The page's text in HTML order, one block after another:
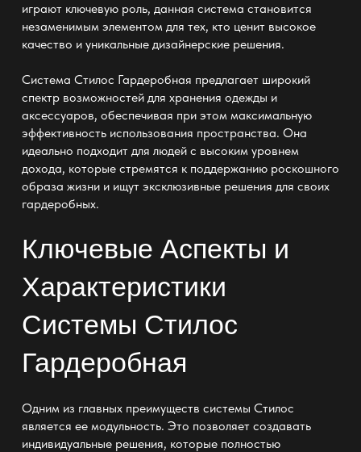
играют ключевую роль, данная система становится
незаменимым элементом для тех, кто ценит высокое
качество и уникальные дизайнерские решения.
Система Стилос Гардеробная предлагает широкий
спектр возможностей для хранения одежды и
аксессуаров, обеспечивая при этом максимальную
эффективность использования пространства. Она
идеально подходит для людей с высоким уровнем
дохода, которые стремятся к поддержанию роскошного
образа жизни и ищут эксклюзивные решения для своих
гардеробных.
Ключевые Аспекты и
Характеристики
Системы Стилос
Гардеробная
Одним из главных преимуществ системы Стилос
является ее модульность. Это позволяет создавать
индивидуальные решения, которые полностью